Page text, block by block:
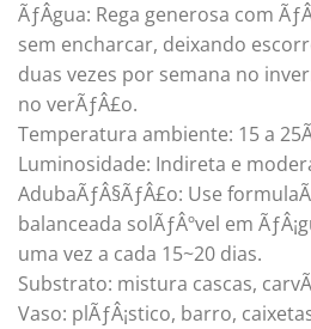
ÃƒÂgua: Rega generosa com
sem encharcar, deixando
duas vezes por semana no
no verÃƒÂ£o.
Temperatura ambiente: 15 a
Luminosidade: Indireta e
AdubaÃƒÂ§ÃƒÂ£o: Use
balanceada solÃƒÂºvel em
uma vez a cada 15~20 dias.
Substrato: mistura cascas,
Vaso: plÃƒÂ¡stico, barro,